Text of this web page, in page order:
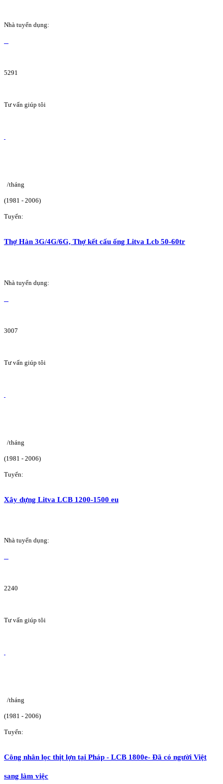
Nhà tuyển dụng:
5291
Tư vấn giúp tôi
/tháng
(1981 - 2006)
Tuyển:
Thợ Hàn 3G/4G/6G, Thợ kết cấu ống Litva Lcb 50-60tr
Nhà tuyển dụng:
3007
Tư vấn giúp tôi
/tháng
(1981 - 2006)
Tuyển:
Xây dựng Litva LCB 1200-1500 eu
Nhà tuyển dụng:
2240
Tư vấn giúp tôi
/tháng
(1981 - 2006)
Tuyển:
Công nhân lọc thịt lợn tại Pháp - LCB 1800e- Đã có người Việt
sang làm việc